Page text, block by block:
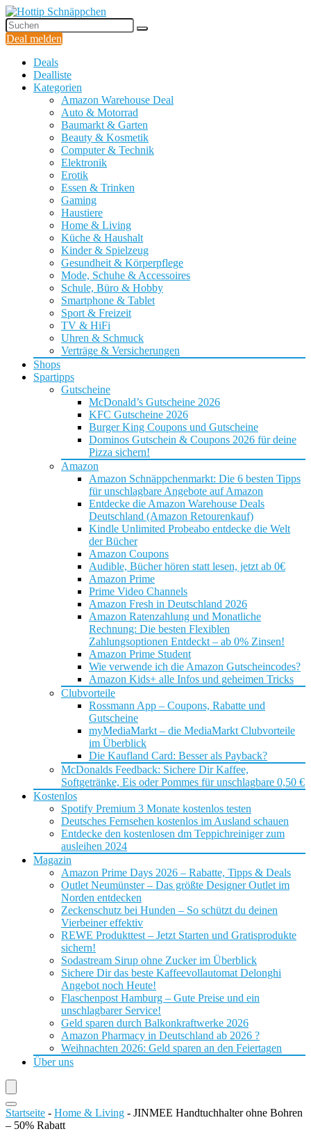
Deal melden
Deals
Dealliste
Kategorien
Amazon Warehouse Deal
Auto & Motorrad
Baumarkt & Garten
Beauty & Kosmetik
Computer & Technik
Elektronik
Erotik
Essen & Trinken
Gaming
Haustiere
Home & Living
Küche & Haushalt
Kinder & Spielzeug
Gesundheit & Körperpflege
Mode, Schuhe & Accessoires
Schule, Büro & Hobby
Smartphone & Tablet
Sport & Freizeit
TV & HiFi
Uhren & Schmuck
Verträge & Versicherungen
Shops
Spartipps
Gutscheine
McDonald’s Gutscheine 2026
KFC Gutscheine 2026
Burger King Coupons und Gutscheine
Dominos Gutschein & Coupons 2026 für deine
Pizza sichern!
Amazon
Amazon Schnäppchenmarkt: Die 6 besten Tipps
für unschlagbare Angebote auf Amazon
Entdecke die Amazon Warehouse Deals
Deutschland (Amazon Retourenkauf)
Kindle Unlimited Probeabo entdecke die Welt
der Bücher
Amazon Coupons
Audible, Bücher hören statt lesen, jetzt ab 0€
Amazon Prime
Prime Video Channels
Amazon Fresh in Deutschland 2026
Amazon Ratenzahlung und Monatliche
Rechnung: Die besten Flexiblen
Zahlungsoptionen Entdeckt – ab 0% Zinsen!
Amazon Prime Student
Wie verwende ich die Amazon Gutscheincodes?
Amazon Kids+ alle Infos und geheimen Tricks
Clubvorteile
Rossmann App – Coupons, Rabatte und
Gutscheine
myMediaMarkt – die MediaMarkt Clubvorteile
im Überblick
Die Kaufland Card: Besser als Payback?
McDonalds Feedback: Sichere Dir Kaffee,
Softgetränke, Eis oder Pommes für unschlagbare 0,50 €
Kostenlos
Spotify Premium 3 Monate kostenlos testen
Deutsches Fernsehen kostenlos im Ausland schauen
Entdecke den kostenlosen dm Teppichreiniger zum
ausleihen 2024
Magazin
Amazon Prime Days 2026 – Rabatte, Tipps & Deals
Outlet Neumünster – Das größte Designer Outlet im
Norden entdecken
Zeckenschutz bei Hunden – So schützt du deinen
Vierbeiner effektiv
REWE Produkttest – Jetzt Starten und Gratisprodukte
sichern!
Sodastream Sirup ohne Zucker im Überblick
Sichere Dir das beste Kaffeevollautomat Delonghi
Angebot noch Heute!
Flaschenpost Hamburg – Gute Preise und ein
unschlagbarer Service!
Geld sparen durch Balkonkraftwerke 2026
Amazon Pharmacy in Deutschland ab 2026 ?
Weihnachten 2026: Geld sparen an den Feiertagen
Über uns
Startseite - Home & Living - JINMEE Handtuchhalter ohne Bohren
– 50% Rabatt